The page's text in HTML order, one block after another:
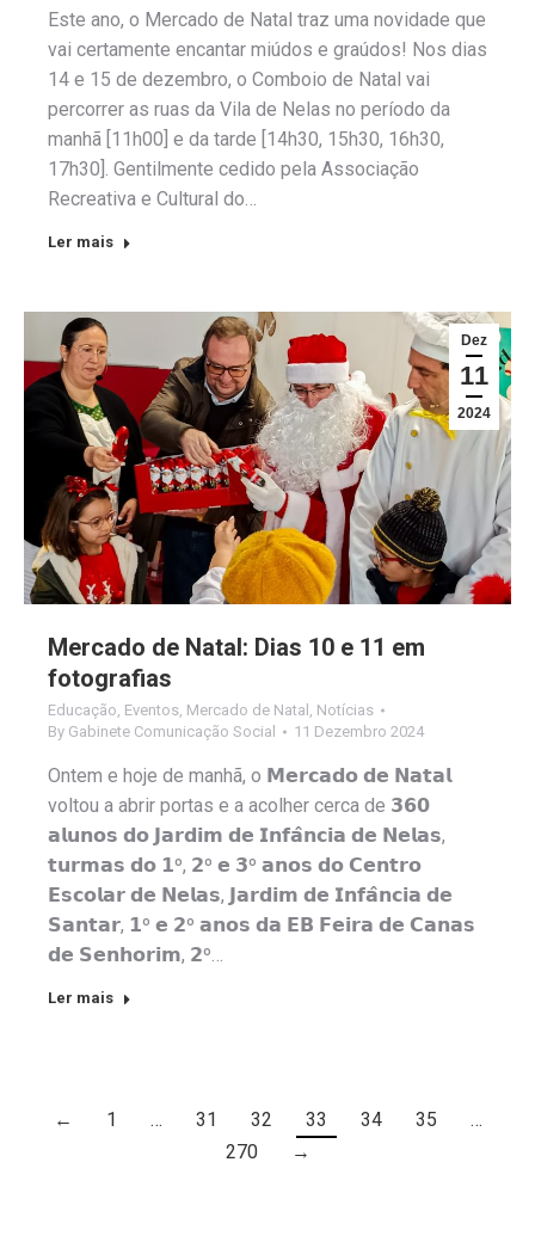
Este ano, o Mercado de Natal traz uma novidade que
vai certamente encantar miúdos e graúdos! Nos dias
14 e 15 de dezembro, o Comboio de Natal vai
percorrer as ruas da Vila de Nelas no período da
manhã [11h00] e da tarde [14h30, 15h30, 16h30,
17h30]. Gentilmente cedido pela Associação
Recreativa e Cultural do…
Ler mais
Dez
11
2024
Mercado de Natal: Dias 10 e 11 em
fotografias
Educação Eventos Mercado de Natal Notícias
By Gabinete Comunicação Social 11 Dezembro 2024
Ontem e hoje de manhã, o 𝗠𝗲𝗿𝗰𝗮𝗱𝗼 𝗱𝗲 𝗡𝗮𝘁𝗮𝗹
voltou a abrir portas e a acolher cerca de 𝟯𝟲𝟬
𝗮𝗹𝘂𝗻𝗼𝘀 𝗱𝗼 𝗝𝗮𝗿𝗱𝗶𝗺 𝗱𝗲 𝗜𝗻𝗳𝗮̂𝗻𝗰𝗶𝗮 𝗱𝗲 𝗡𝗲𝗹𝗮𝘀,
𝘁𝘂𝗿𝗺𝗮𝘀 𝗱𝗼 𝟭º, 𝟮º 𝗲 𝟯º 𝗮𝗻𝗼𝘀 𝗱𝗼 𝗖𝗲𝗻𝘁𝗿𝗼
𝗘𝘀𝗰𝗼𝗹𝗮𝗿 𝗱𝗲 𝗡𝗲𝗹𝗮𝘀, 𝗝𝗮𝗿𝗱𝗶𝗺 𝗱𝗲 𝗜𝗻𝗳𝗮̂𝗻𝗰𝗶𝗮 𝗱𝗲
𝗦𝗮𝗻𝘁𝗮𝗿, 𝟭º 𝗲 𝟮º 𝗮𝗻𝗼𝘀 𝗱𝗮 𝗘𝗕 𝗙𝗲𝗶𝗿𝗮 𝗱𝗲 𝗖𝗮𝗻𝗮𝘀
𝗱𝗲 𝗦𝗲𝗻𝗵𝗼𝗿𝗶𝗺, 𝟮º…
Ler mais
← 1 … 31 32 33 34 35
…
270
→